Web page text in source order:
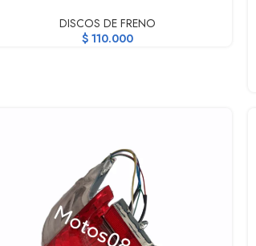
DISCOS DE FRENO
$ 110.000